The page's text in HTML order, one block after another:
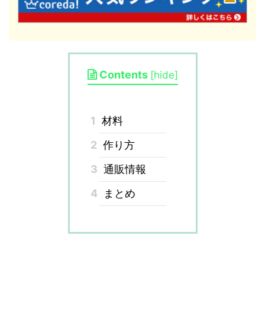
Contents [hide]
1 材料
2 作り方
3 通販情報
4
まとめ